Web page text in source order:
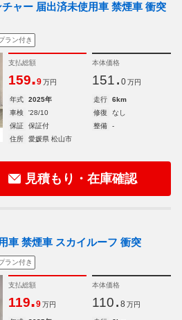
ャー 届出済未使用車 禁煙車 衝突
ラン付き
支払総額
159.9 万円
本体価格
151. 0 万円
年式 2025年 走行
6km
車検
'28/10 修復
なし
保証
保証付 整備
-
住所
愛媛県 松山市
見積もり・在庫確認
車 禁煙車 スカイルーフ 衝突
ラン付き
支払総額
119.9 万円
本体価格
110. 8 万円